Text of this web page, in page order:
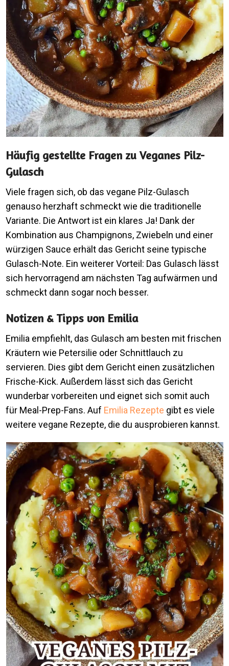
Häufig gestellte Fragen zu Veganes Pilz-
Gulasch
Viele fragen sich, ob das vegane Pilz-Gulasch
genauso herzhaft schmeckt wie die traditionelle
Variante. Die Antwort ist ein klares Ja! Dank der
Kombination aus Champignons, Zwiebeln und einer
würzigen Sauce erhält das Gericht seine typische
Gulasch-Note. Ein weiterer Vorteil: Das Gulasch lässt
sich hervorragend am nächsten Tag aufwärmen und
schmeckt dann sogar noch besser.
Notizen & Tipps von Emilia
Emilia empfiehlt, das Gulasch am besten mit frischen
Kräutern wie Petersilie oder Schnittlauch zu
servieren. Dies gibt dem Gericht einen zusätzlichen
Frische-Kick. Außerdem lässt sich das Gericht
wunderbar vorbereiten und eignet sich somit auch
für Meal-Prep-Fans. Auf Emilia Rezepte gibt es viele
weitere vegane Rezepte, die du ausprobieren kannst.